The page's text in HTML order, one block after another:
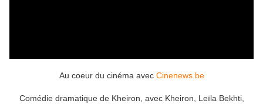
Au coeur du cinéma avec Cinenews.be
Comédie dramatique de Kheiron, avec Kheiron, Leïla Bekhti,